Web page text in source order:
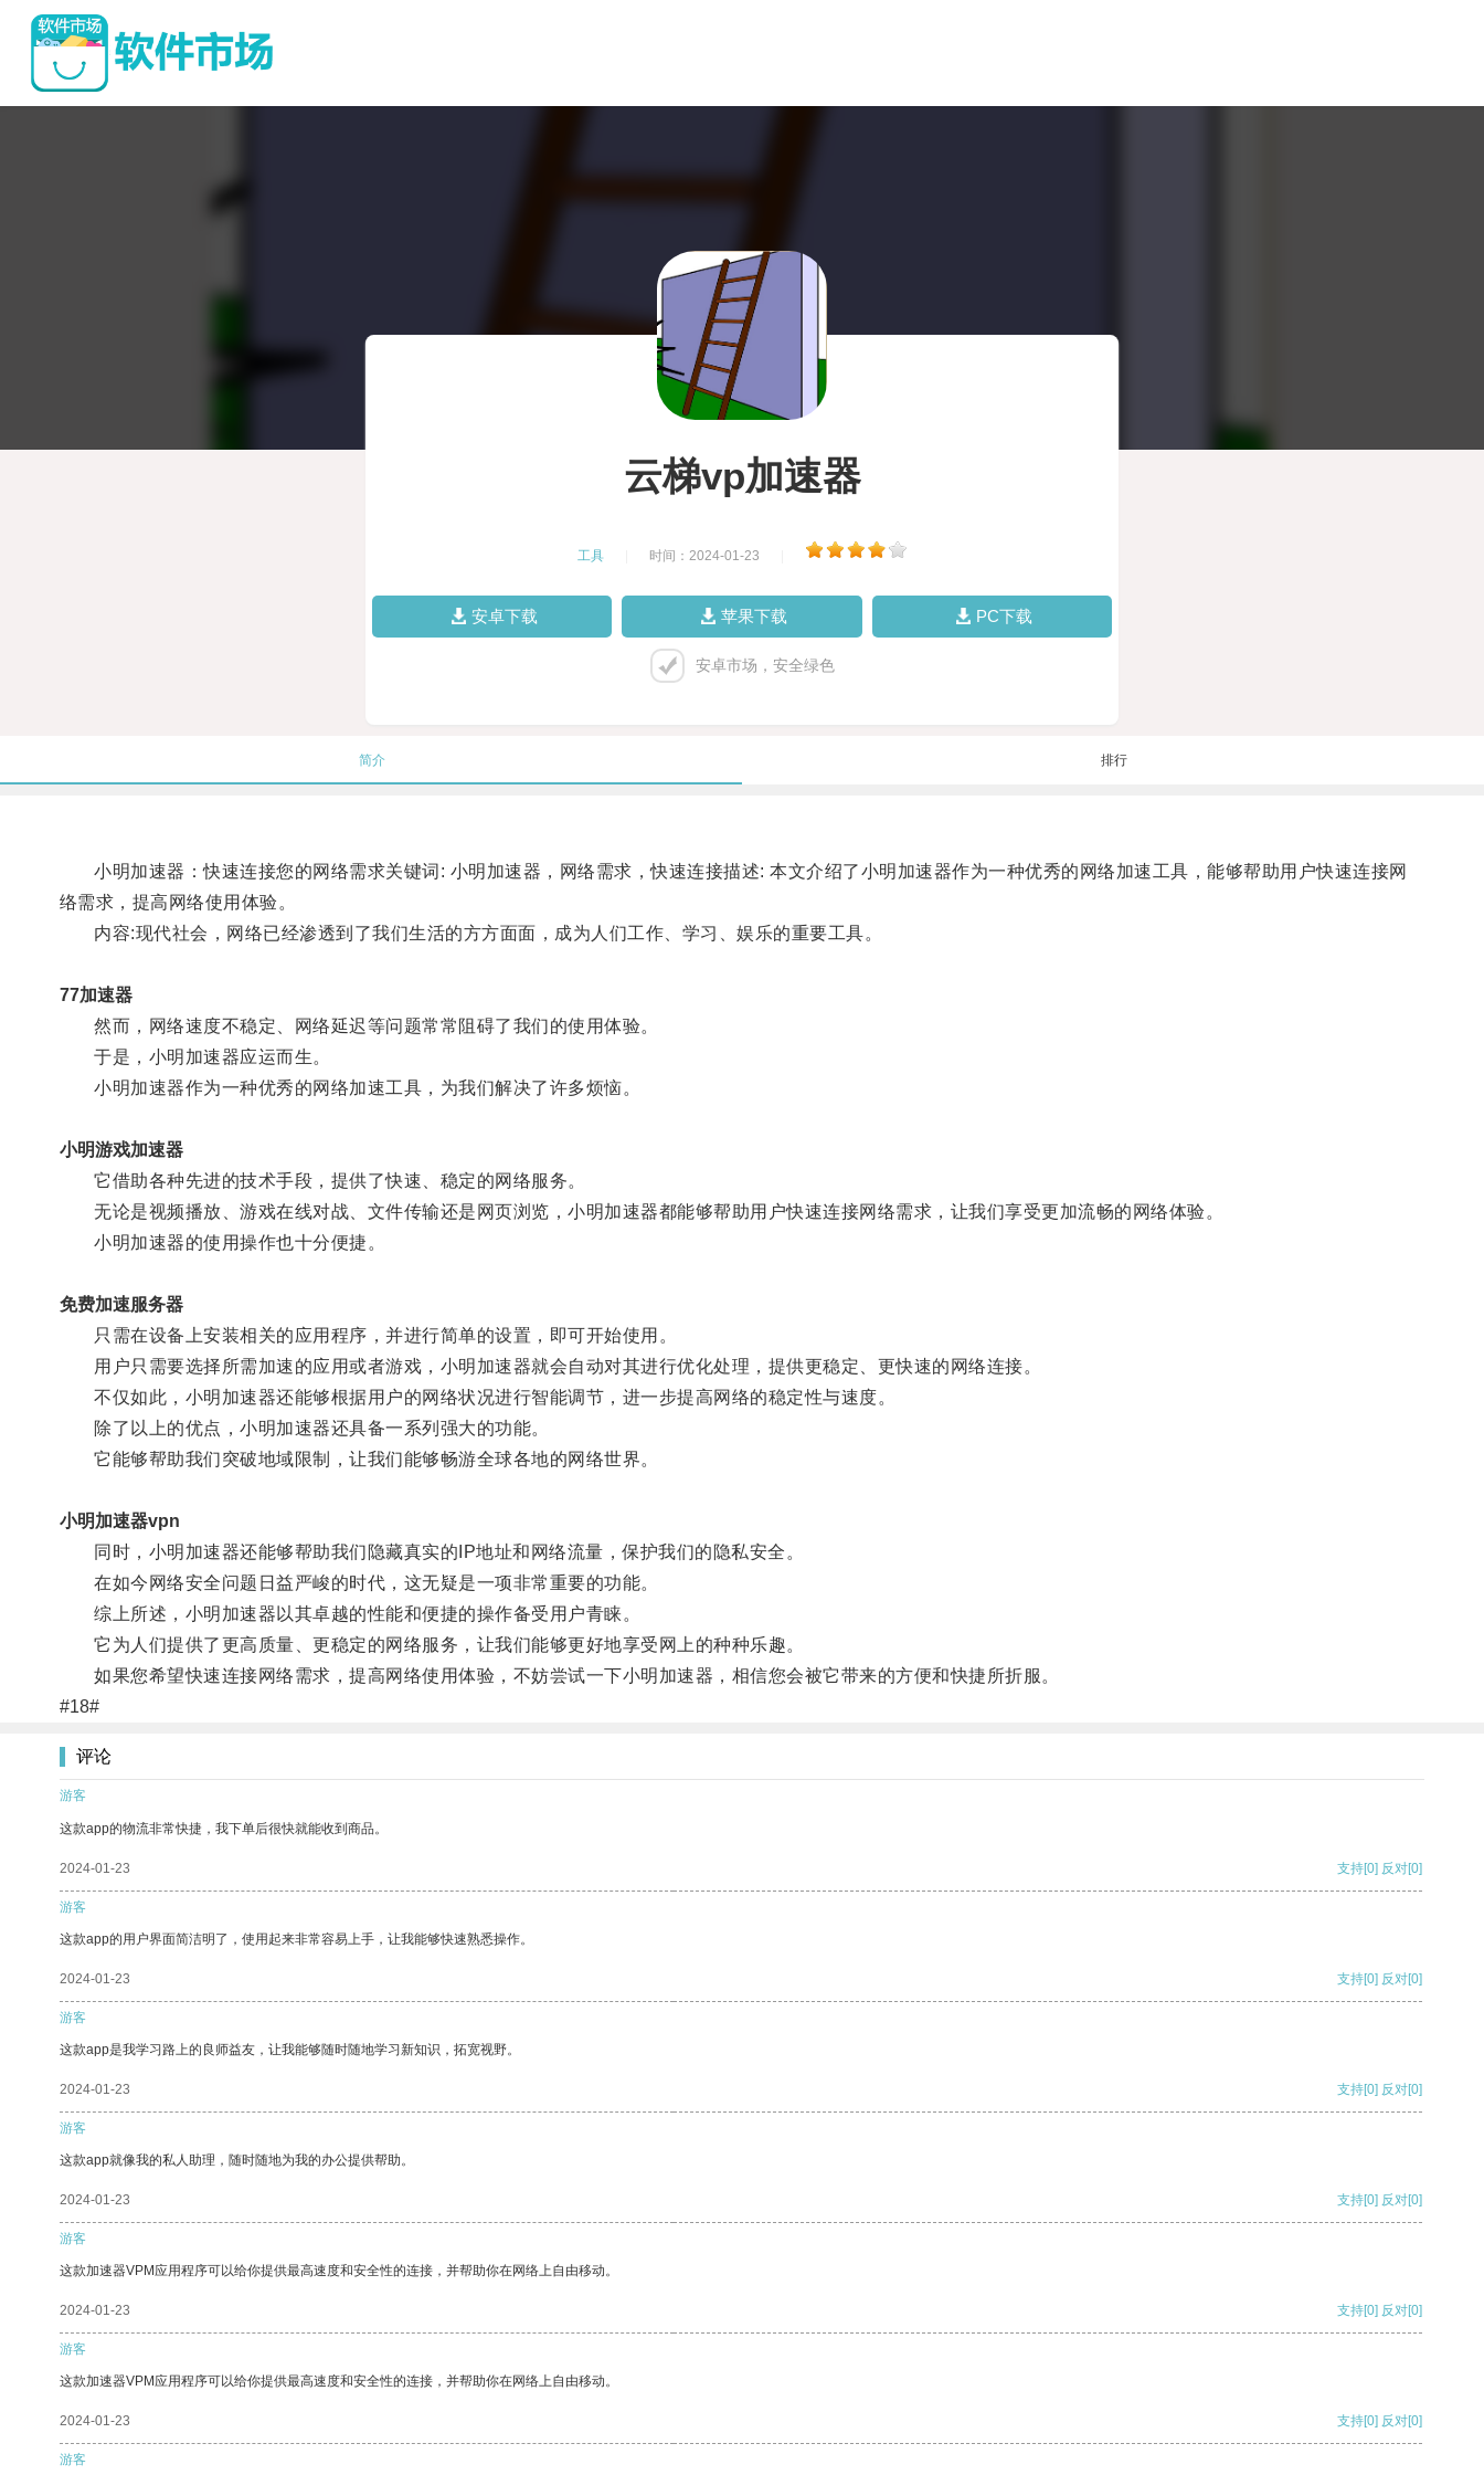
云梯vp加速器
工具 时间：2024-01-23
安卓下载 苹果下载 PC下载
安卓市场，安全绿色
简介 排行
小明加速器：快速连接您的网络需求关键词: 小明加速器，网络需求，快速连接描述: 本文介绍了小明加速器作为一种优秀的网络加速工具，能够帮助用户快速连接网
络需求，提高网络使用体验。
内容:现代社会，网络已经渗透到了我们生活的方方面面，成为人们工作、学习、娱乐的重要工具。
77加速器
然而，网络速度不稳定、网络延迟等问题常常阻碍了我们的使用体验。
于是，小明加速器应运而生。
小明加速器作为一种优秀的网络加速工具，为我们解决了许多烦恼。
小明游戏加速器
它借助各种先进的技术手段，提供了快速、稳定的网络服务。
无论是视频播放、游戏在线对战、文件传输还是网页浏览，小明加速器都能够帮助用户快速连接网络需求，让我们享受更加流畅的网络体验。
小明加速器的使用操作也十分便捷。
免费加速服务器
只需在设备上安装相关的应用程序，并进行简单的设置，即可开始使用。
用户只需要选择所需加速的应用或者游戏，小明加速器就会自动对其进行优化处理，提供更稳定、更快速的网络连接。
不仅如此，小明加速器还能够根据用户的网络状况进行智能调节，进一步提高网络的稳定性与速度。
除了以上的优点，小明加速器还具备一系列强大的功能。
它能够帮助我们突破地域限制，让我们能够畅游全球各地的网络世界。
小明加速器vpn
同时，小明加速器还能够帮助我们隐藏真实的IP地址和网络流量，保护我们的隐私安全。
在如今网络安全问题日益严峻的时代，这无疑是一项非常重要的功能。
综上所述，小明加速器以其卓越的性能和便捷的操作备受用户青睐。
它为人们提供了更高质量、更稳定的网络服务，让我们能够更好地享受网上的种种乐趣。
如果您希望快速连接网络需求，提高网络使用体验，不妨尝试一下小明加速器，相信您会被它带来的方便和快捷所折服。
#18#
评论
游客
这款app的物流非常快捷，我下单后很快就能收到商品。
2024-01-23 支持[0] 反对[0]
游客
这款app的用户界面简洁明了，使用起来非常容易上手，让我能够快速熟悉操作。
2024-01-23 支持[0] 反对[0]
游客
这款app是我学习路上的良师益友，让我能够随时随地学习新知识，拓宽视野。
2024-01-23 支持[0] 反对[0]
游客
这款app就像我的私人助理，随时随地为我的办公提供帮助。
2024-01-23 支持[0] 反对[0]
游客
这款加速器VPM应用程序可以给你提供最高速度和安全性的连接，并帮助你在网络上自由移动。
2024-01-23 支持[0] 反对[0]
游客
这款加速器VPM应用程序可以给你提供最高速度和安全性的连接，并帮助你在网络上自由移动。
2024-01-23 支持[0] 反对[0]
游客